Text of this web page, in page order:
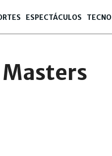
ESPECTÁCULOS TECNO